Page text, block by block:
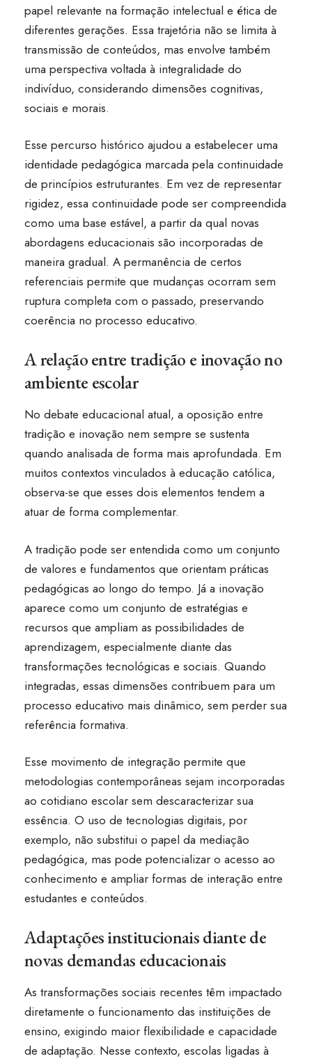
papel relevante na formação intelectual e ética de
diferentes gerações. Essa trajetória não se limita à
transmissão de conteúdos, mas envolve também
uma perspectiva voltada à integralidade do
indivíduo, considerando dimensões cognitivas,
sociais e morais.
Esse percurso histórico ajudou a estabelecer uma
identidade pedagógica marcada pela continuidade
de princípios estruturantes. Em vez de representar
rigidez, essa continuidade pode ser compreendida
como uma base estável, a partir da qual novas
abordagens educacionais são incorporadas de
maneira gradual. A permanência de certos
referenciais permite que mudanças ocorram sem
ruptura completa com o passado, preservando
coerência no processo educativo.
A relação entre tradição e inovação no
ambiente escolar
No debate educacional atual, a oposição entre
tradição e inovação nem sempre se sustenta
quando analisada de forma mais aprofundada. Em
muitos contextos vinculados à educação católica,
observa-se que esses dois elementos tendem a
atuar de forma complementar.
A tradição pode ser entendida como um conjunto
de valores e fundamentos que orientam práticas
pedagógicas ao longo do tempo. Já a inovação
aparece como um conjunto de estratégias e
recursos que ampliam as possibilidades de
aprendizagem, especialmente diante das
transformações tecnológicas e sociais. Quando
integradas, essas dimensões contribuem para um
processo educativo mais dinâmico, sem perder sua
referência formativa.
Esse movimento de integração permite que
metodologias contemporâneas sejam incorporadas
ao cotidiano escolar sem descaracterizar sua
essência. O uso de tecnologias digitais, por
exemplo, não substitui o papel da mediação
pedagógica, mas pode potencializar o acesso ao
conhecimento e ampliar formas de interação entre
estudantes e conteúdos.
Adaptações institucionais diante de
novas demandas educacionais
As transformações sociais recentes têm impactado
diretamente o funcionamento das instituições de
ensino, exigindo maior flexibilidade e capacidade
de adaptação. Nesse contexto, escolas ligadas à